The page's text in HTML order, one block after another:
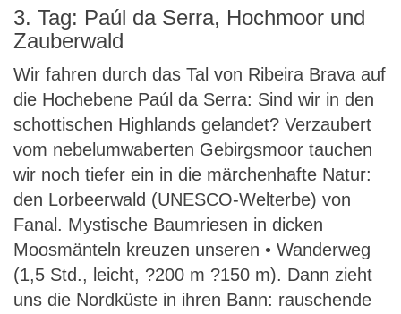
3. Tag: Paúl da Serra, Hochmoor und
Zauberwald
Wir fahren durch das Tal von Ribeira Brava auf
die Hochebene Paúl da Serra: Sind wir in den
schottischen Highlands gelandet? Verzaubert
vom nebelumwaberten Gebirgsmoor tauchen
wir noch tiefer ein in die märchenhafte Natur:
den Lorbeerwald (UNESCO-Welterbe) von
Fanal. Mystische Baumriesen in dicken
Moosmänteln kreuzen unseren • Wanderweg
(1,5 Std., leicht, ?200 m ?150 m). Dann zieht
uns die Nordküste in ihren Bann: rauschende